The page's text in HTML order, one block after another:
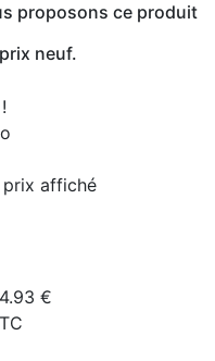
proposons ce produit
neuf.
prix affiché
€